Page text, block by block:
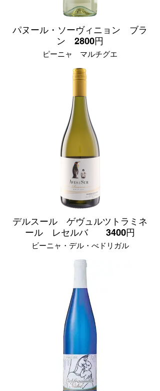
パヌール・ソーヴィニョン ブラ
ン 2800円
ピーニャ マルチグエ
チリ セントラルヴァレー産
ブドウ品種
ソーヴィニヨン・ブラン 100%
レモンや白い花を想わせる魅力的な香り
を持つ辛口の白ワイン。新鮮なライムや
グレープフルーツ、白桃の風味と心地よ
いハーブ感も魅力で、引き締まった酸が
余韻を美しくまとめます。
デルスール ゲヴュルツトラミネ
ール レセルバ 3400円
ビーニャ・デル・べドリガル
チリ セントラルヴァレー産
やや辛口
ブドウ品種
ゲヴュルツトラミネール 100%
白い花や南国系フルーツのアロマを持つ
白ワイン。口当たりは非常にリッチでふ
くらみのある味わい。ライチやパイナッ
プル、白桃のような果実味が口中に広が
ります。